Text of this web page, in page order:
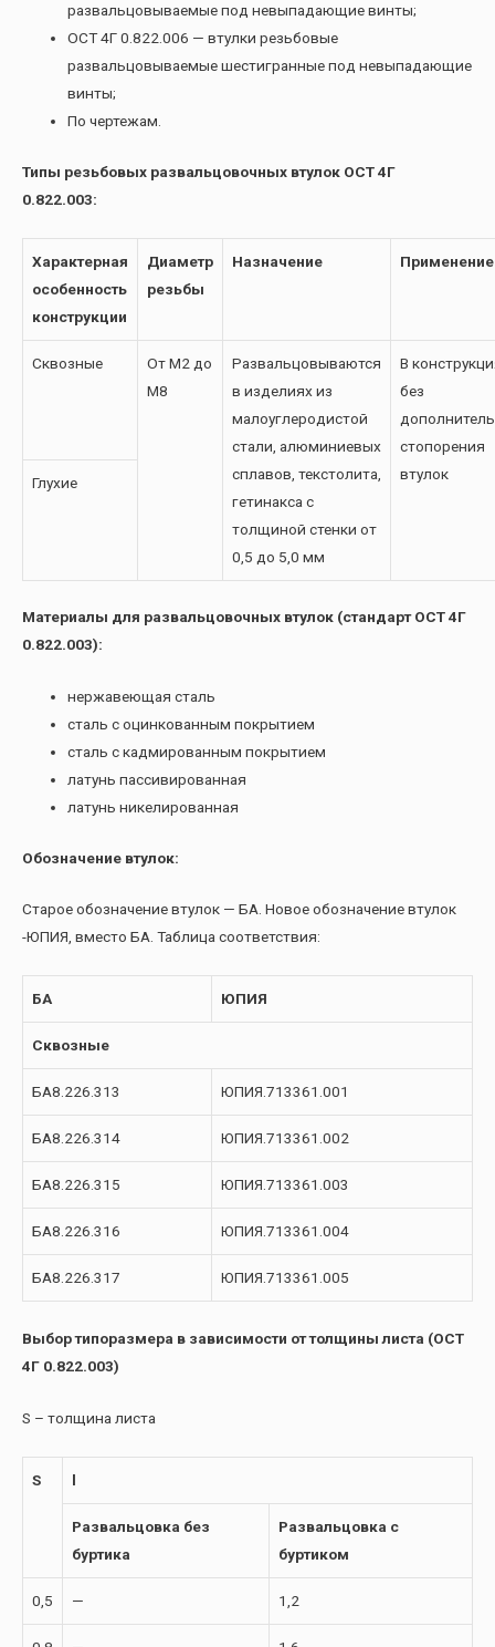
развальцовываемые под невыпадающие винты;
ОСТ 4Г 0.822.006 — втулки резьбовые
развальцовываемые шестигранные под невыпадающие
винты;
По чертежам.
Типы резьбовых развальцовочных втулок ОСТ 4Г
0.822.003:
Характерная
особенность
конструкции
Диаметр
резьбы
Назначение Применение
Сквозные
От М2 до
М8
Развальцовываются
в изделиях из
малоуглеродистой
стали, алюминиевых
сплавов, текстолита,
гетинакса с
толщиной стенки от
0,5 до 5,0 мм
В
без
стопорения
втулок
Глухие
Материалы для развальцовочных втулок (стандарт ОСТ 4Г
0.822.003):
нержавеющая сталь
сталь с оцинкованным покрытием
сталь с кадмированным покрытием
латунь пассивированная
латунь никелированная
Обозначение втулок:
Старое обозначение втулок — БА. Новое обозначение втулок
-ЮПИЯ, вместо БА. Таблица соответствия:
БА ЮПИЯ
Сквозные
БА8.226.313 ЮПИЯ.713361.001
БА8.226.314 ЮПИЯ.713361.002
БА8.226.315 ЮПИЯ.713361.003
БА8.226.316 ЮПИЯ.713361.004
БА8.226.317 ЮПИЯ.713361.005
Выбор типоразмера в зависимости от толщины листа (ОСТ
4Г 0.822.003)
S – толщина листа
S l
Развальцовка без
буртика
Развальцовка с
буртиком
0,5 — 1,2